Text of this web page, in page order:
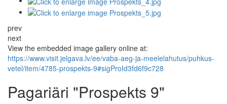
prev
next
View the embedded image gallery online at:
https://www.visit.jelgava.lv/ee/vaba-aeg-ja-meelelahutus/puhkus-
vetel/item/4785-prospekts-9#sigProId3fd6f9c728
Pagariäri "Prospekts 9"